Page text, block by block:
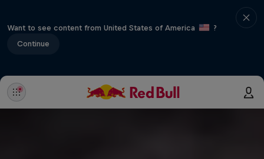
Want to see content from United States of America
?
Continue